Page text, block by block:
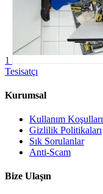
1
Tesisatçı
Kurumsal
Kullanım Koşulları
Gizlilik Politikaları
Sık Sorulanlar
Anti-Scam
Bize Ulaşın